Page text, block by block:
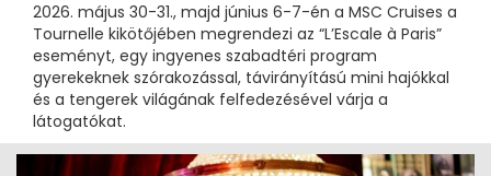
2026. május 30-31., majd június 6-7-én a MSC Cruises a
Tournelle kikötőjében megrendezi az “L’Escale à Paris”
eseményt, egy ingyenes szabadtéri program
gyerekeknek szórakozással, távirányítású mini hajókkal
és a tengerek világának felfedezésével várja a
látogatókat.